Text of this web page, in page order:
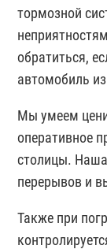
тормозной
обратиться,
автомобиль
Мы умеем
оперативное
столицы. Наша
перерывов и
Также при